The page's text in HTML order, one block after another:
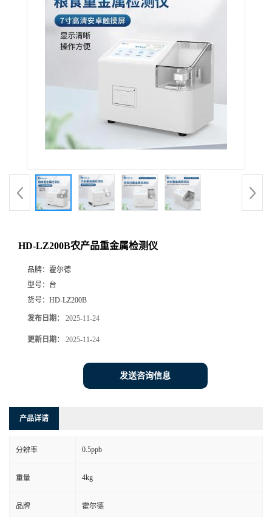
HD-LZ200B农产品重金属检测仪
品牌： 霍尔德
型号： 台
货号： HD-LZ200B
发布日期： 2025-11-24
更新日期： 2025-11-24
发送咨询信息
产品详请
分辨率 0.5ppb
重量 4kg
品牌 霍尔德